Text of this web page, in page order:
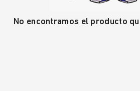
No encontramos el producto